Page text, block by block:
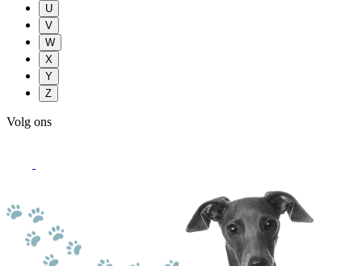
U
V
W
X
Y
Z
Volg ons